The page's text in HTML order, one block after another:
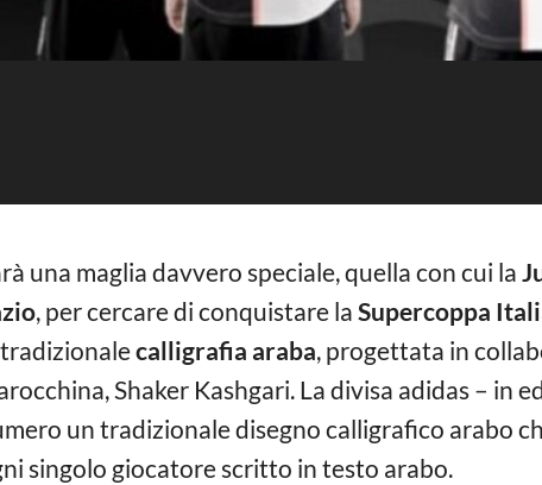
una maglia davvero speciale, quella con cui la
, per cercare di conquistare la Supercoppa
calligrafia araba, progettata in
Shaker Kashgari. La divisa adidas – in
un tradizionale disegno calligrafico arabo
singolo giocatore scritto in testo arabo.